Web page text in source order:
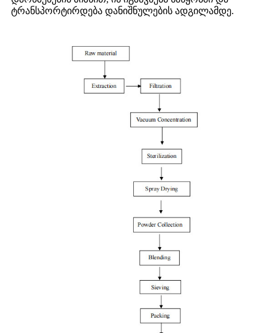
ტრანსპორტირდება დანიშნულების ადგილამდე.